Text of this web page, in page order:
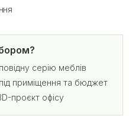
серію меблів
приміщення та бюджет
проєкт офісу